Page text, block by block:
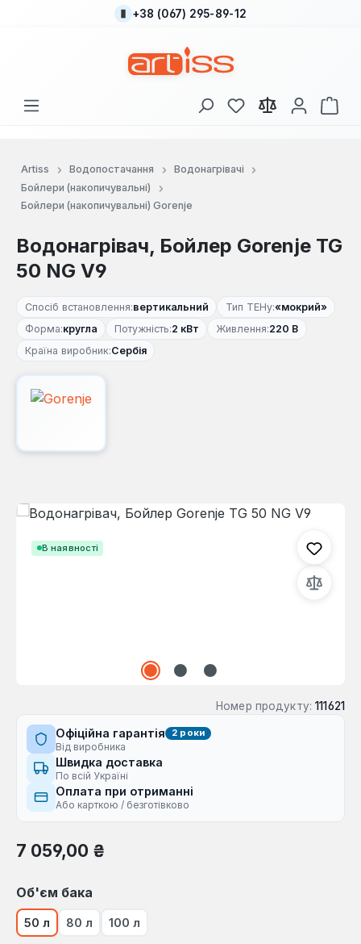
Перейти до основного вмісту
+38 (067) 295-89-12
У вас є 0 у списку
Artiss Водопостачання
Водонагрівачі
Бойлери (накопичувальні)
Бойлери (накопичувальні) Gorenje
Водонагрівач, Бойлер Gorenje TG
50 NG V9
Спосіб встановлення:вертикальний Тип ТЕНу:«мокрий»
Форма:кругла Потужність:2 кВт Живлення:220 В
Країна виробник:Сербія
В наявності
Пропустити галерею зображень
Номер продукту: 111621
Офіційна гарантія 2 роки
Від виробника
Швидка доставка
По всій Україні
Оплата при отриманні
Або карткою / безготівково
Звичайна ціна:
7 059,00 ₴
Виберіть
Об'єм бака
50 л 80 л 100 л